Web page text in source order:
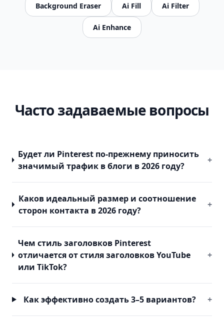
Background Eraser Ai Fill Ai Filter
Ai Enhance
Часто задаваемые вопросы
Будет ли Pinterest по-прежнему приносить
значимый трафик в блоги в 2026 году?
+
Каков идеальный размер и соотношение
сторон контакта в 2026 году?
+
Чем стиль заголовков Pinterest
отличается от стиля заголовков YouTube
или TikTok?
+
Как эффективно создать 3–5 вариантов? +